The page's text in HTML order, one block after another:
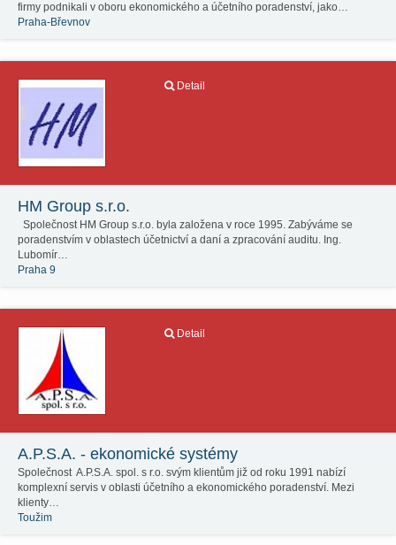
firmy podnikali v oboru ekonomického a účetního poradenství, jako…
Praha-Břevnov
Detail
HM Group s.r.o.
Společnost HM Group s.r.o. byla založena v roce 1995. Zabýváme se
poradenstvím v oblastech účetnictví a daní a zpracování auditu. Ing.
Lubomír…
Praha 9
Detail
A.P.S.A. - ekonomické systémy
Společnost A.P.S.A. spol. s r.o. svým klientům již od roku 1991 nabízí
komplexní servis v oblasti účetního a ekonomického poradenství. Mezi
klienty…
Toužim